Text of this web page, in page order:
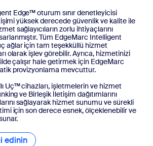
Edge™ oturum sınır denetleyicisi
yüksek derecede güvenlik ve kalite ile
sağlayıcıların zorlu ihtiyaçlarını
Tüm EdgeMarc Intelligent
ağlar için tam teşekküllü hizmet
olarak işlev görebilir. Ayrıca, hizmetinizi
çalışır hale getirmek için EdgeMarc
provizyonlama mevcuttur.
Uç™ cihazları, işletmelerin ve hizmet
ve Birleşik İletişim dağıtımlarını
sağlayarak hizmet sunumu ve sürekli
için son derece esnek, ölçeklenebilir ve
edinin Daha fazla bilgi edinin